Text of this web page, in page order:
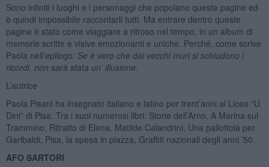
Sono infiniti i luoghi e i personaggi che popolano queste pagine ed
è quindi impossibile raccontarli tutti. Ma entrare dentro queste
pagine è stato come viaggiare a ritroso nel tempo, in un album di
memorie scritte e visive emozionanti e uniche. Perché, come scrive
Paola nell’epilogo: Se è vero che dai vecchi muri si schiudono i
ricordi, non sarà stata un’ illusione.
L’autrice
Paola Pisani ha insegnato italiano e latino per trent’anni al Liceo “U.
Dini” di Pisa. Tra i suoi numerosi libri: Storie dell’Arno, A Marina sul
Trammino, Ritratto di Elena, Matilde Calandrini, Una pallottola per
Garibaldi, Pisa, la spesa in piazza, Graffiti nazionali degli anni ’50.
AFO SARTORI